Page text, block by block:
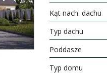
Kąt nach. dachu
Typ dachu
Poddasze
Typ domu